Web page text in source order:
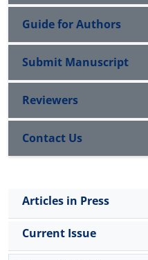
Guide for Authors
Submit Manuscript
Reviewers
Contact Us
Articles in Press
Current Issue